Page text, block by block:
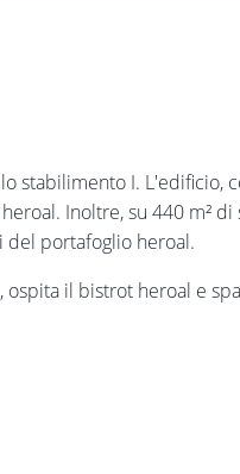
stabilimento I. L'edificio,
Inoltre, su 440 m²
del portafoglio heroal.
il bistrot heroal e